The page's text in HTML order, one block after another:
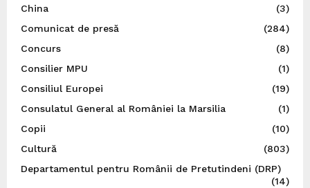
China
(3)
Comunicat de presă
(284)
Concurs
(8)
Consilier MPU
(1)
Consiliul Europei
(19)
Consulatul General al României la Marsilia
(1)
Copii
(10)
Cultură
(803)
Departamentul pentru Românii de Pretutindeni (DRP)
(14)